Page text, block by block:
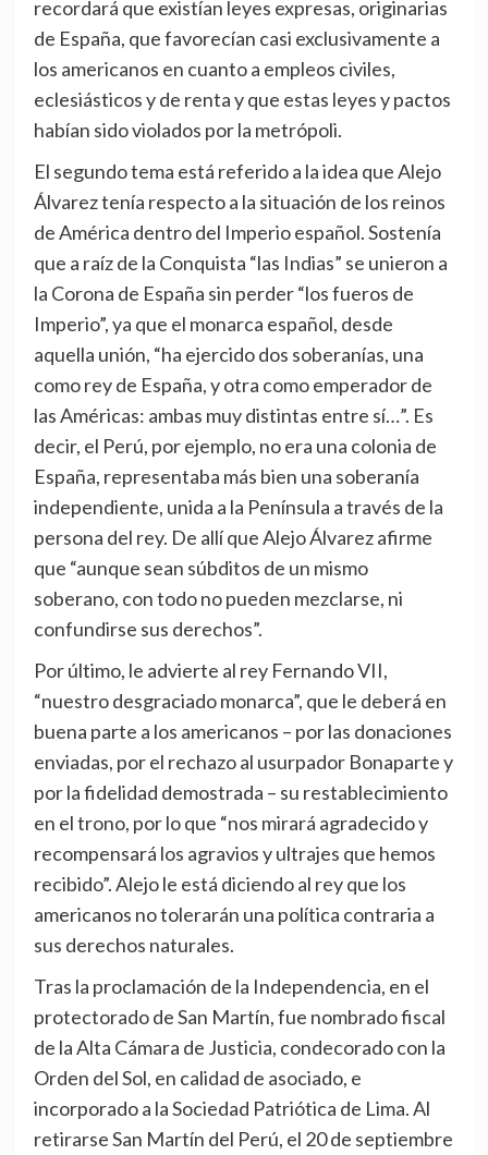
recordará que existían leyes expresas, originarias
de España, que favorecían casi exclusivamente a
los americanos en cuanto a empleos civiles,
eclesiásticos y de renta y que estas leyes y pactos
habían sido violados por la metrópoli.
El segundo tema está referido a la idea que Alejo
Álvarez tenía respecto a la situación de los reinos
de América dentro del Imperio español. Sostenía
que a raíz de la Conquista “las Indias” se unieron a
la Corona de España sin perder “los fueros de
Imperio”, ya que el monarca español, desde
aquella unión, “ha ejercido dos soberanías, una
como rey de España, y otra como emperador de
las Américas: ambas muy distintas entre sí…”. Es
decir, el Perú, por ejemplo, no era una colonia de
España, representaba más bien una soberanía
independiente, unida a la Península a través de la
persona del rey. De allí que Alejo Álvarez afirme
que “aunque sean súbditos de un mismo
soberano, con todo no pueden mezclarse, ni
confundirse sus derechos”.
Por último, le advierte al rey Fernando VII,
“nuestro desgraciado monarca”, que le deberá en
buena parte a los americanos – por las donaciones
enviadas, por el rechazo al usurpador Bonaparte y
por la fidelidad demostrada – su restablecimiento
en el trono, por lo que “nos mirará agradecido y
recompensará los agravios y ultrajes que hemos
recibido”. Alejo le está diciendo al rey que los
americanos no tolerarán una política contraria a
sus derechos naturales.
Tras la proclamación de la Independencia, en el
protectorado de San Martín, fue nombrado fiscal
de la Alta Cámara de Justicia, condecorado con la
Orden del Sol, en calidad de asociado, e
incorporado a la Sociedad Patriótica de Lima. Al
retirarse San Martín del Perú, el 20 de septiembre